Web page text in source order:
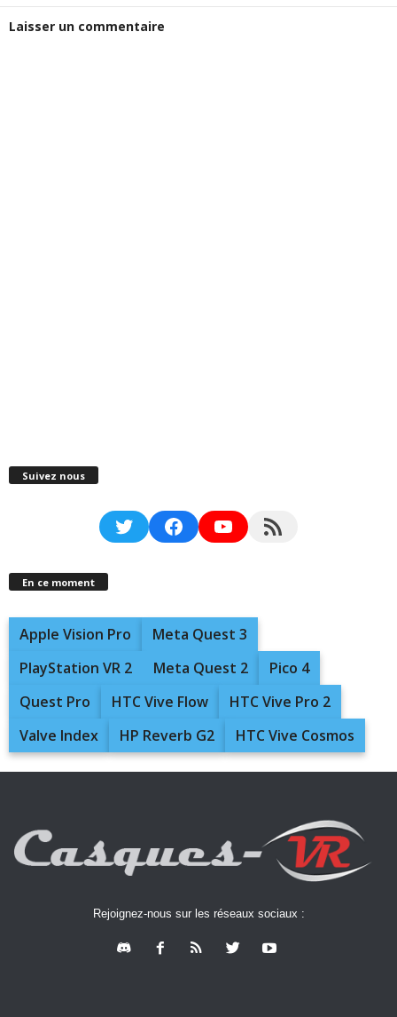
Laisser un commentaire
Suivez nous
TwitterFacebookYouTubeRSS Feed
En ce moment
Apple Vision Pro
Meta Quest 3
PlayStation VR 2
Meta Quest 2
Pico 4
Quest Pro
HTC Vive Flow
HTC Vive Pro 2
Valve Index
HP Reverb G2 HTC Vive Cosmos
Rejoignez-nous sur les réseaux sociaux :